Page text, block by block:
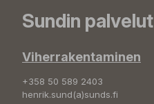
Sundin palvelut
Viherrakentaminen
+358 50 589 2403
henrik.sund(a)sunds.fi